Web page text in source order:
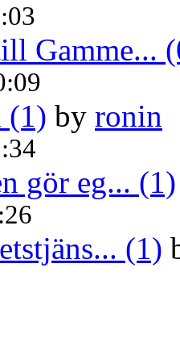
Gamme...
(1) by ronin
gör eg... (1)
(1)